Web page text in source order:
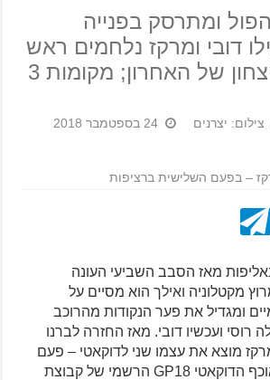
ומתרסק בפנייה
דובי ומרקז נלחמים ראש
בראש עד לניצחון של האחרון; מקומות 3
צילום: יצרנים
24 בספטמבר 2018
מאז הסבב השביעי העונה
מקטלוניה ואילך הוא מסיים על
ומגדיל את פער הנקודות מהרוכב
רוסי ועכשיו דובי. מאז החזרה לברנו
מוצא את עצמו שני לדוקאטי – פעם
דובי ופעם לורנזו באוכף הדוקאטי GP18 הרשמי של קבוצת